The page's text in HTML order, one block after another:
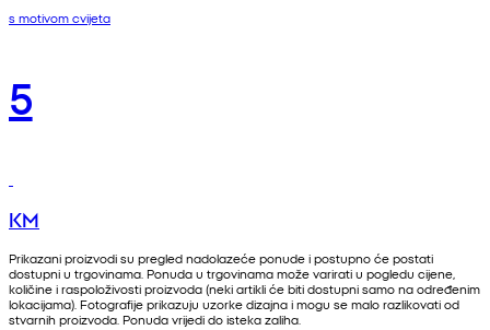
s motivom cvijeta
5
KM
Prikazani proizvodi su pregled nadolazeće ponude i postupno će postati
dostupni u trgovinama. Ponuda u trgovinama može varirati u pogledu cijene,
količine i raspoloživosti proizvoda (neki artikli će biti dostupni samo na određenim
lokacijama). Fotografije prikazuju uzorke dizajna i mogu se malo razlikovati od
stvarnih proizvoda. Ponuda vrijedi do isteka zaliha.